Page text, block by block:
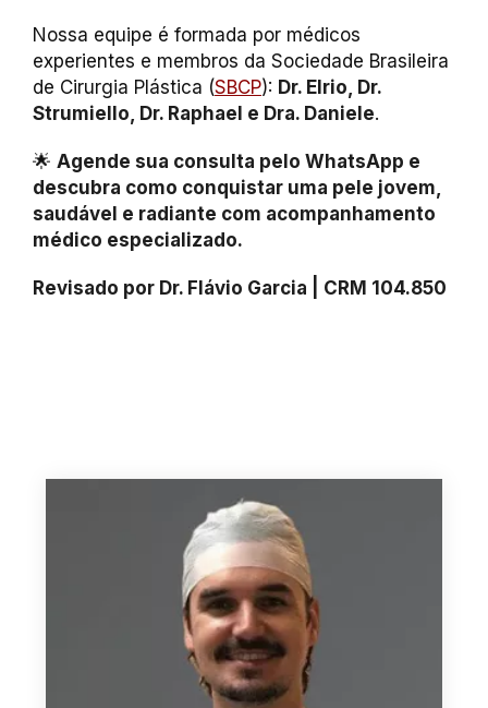
Nossa equipe é formada por médicos
experientes e membros da Sociedade Brasileira
de Cirurgia Plástica (SBCP): Dr. Elrio, Dr.
Strumiello, Dr. Raphael e Dra. Daniele.
🌟 Agende sua consulta pelo WhatsApp e
descubra como conquistar uma pele jovem,
saudável e radiante com acompanhamento
médico especializado.
Revisado por Dr. Flávio Garcia | CRM 104.850